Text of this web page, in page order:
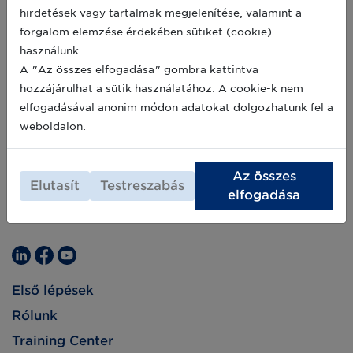
Első lépések
Rólunk
Training Center
hirdetések vagy tartalmak megjelenítése, valamint a
forgalom elemzése érdekében sütiket (cookie)
használunk.
A "Az összes elfogadása" gombra kattintva
hozzájárulhat a sütik használatához. A cookie-k nem
elfogadásával anonim módon adatokat dolgozhatunk fel a
weboldalon.
Elutasít Testreszabás
Az összes
elfogadása